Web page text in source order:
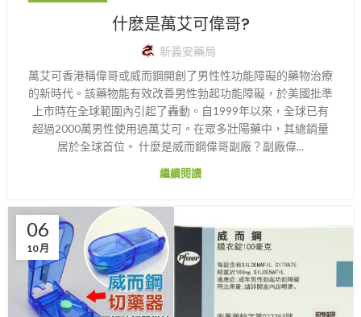
什麽是萬艾可偉哥?
新義安藥局
萬艾可香港稱偉哥或威而鋼開創了男性性功能障礙的藥物治療
的新時代。該藥物能有效改善男性勃起功能障礙，於美國批準
上市時在全球範圍內引起了轟動。自1999年以來，全球已有
超過2000萬男性使用過萬艾可。在眾多壯陽藥中，其總銷量
居於全球首位。 什麼是威而鋼偉哥副廠？副廠偉...
繼續閱讀
06
10 月